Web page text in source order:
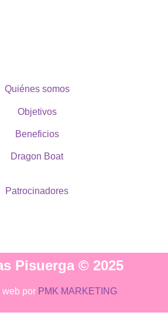
Quiénes somos
Objetivos
Beneficios
Dragon Boat
Patrocinadores
Pisuerga © 2025
web por PMK MARKETING